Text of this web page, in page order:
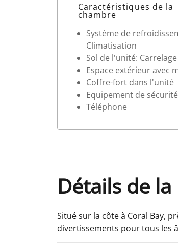
Caractéristiques de la
chambre
Système de
Climatisation
Sol de l'unité: Carrelage
Espace extérieur avec
Coffre-fort dans l'unité
Equipement de sécurité
Téléphone
Détails de
Situé sur la côte à Coral Bay,
divertissements pour tous les